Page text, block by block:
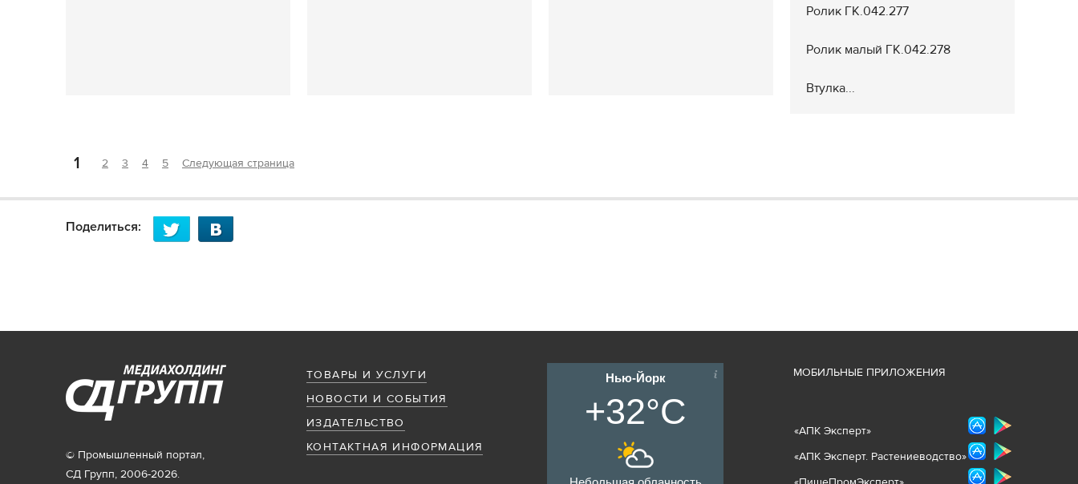
Ролик ГК.042.277
Ролик малый ГК.042.278
Втулка...
1 2 3 4 5 Следующая страница
Поделиться:
ТОВАРЫ И УСЛУГИ
НОВОСТИ И СОБЫТИЯ
ИЗДАТЕЛЬСТВО
КОНТАКТНАЯ ИНФОРМАЦИЯ
© Промышленный портал,
СД Групп, 2006-2026.
Нью-Йорк
+32°C
МОБИЛЬНЫЕ ПРИЛОЖЕНИЯ
«АПК Эксперт»
«АПК Эксперт. Растениеводство»